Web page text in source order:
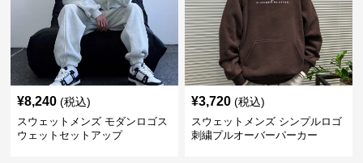
¥8,240 (税込)
スウェットメンズ モダンロゴス
ウェットセットアップ
¥3,720 (税込)
スウェットメンズ シンプルロゴ
刺繍プルオーバーパーカー